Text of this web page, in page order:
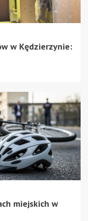
w Kędzierzynie:
miejskich w